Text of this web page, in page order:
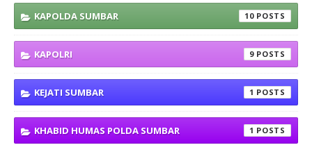
KAPOLDA SUMBAR 10
KAPOLRI 9
KEJATI SUMBAR 1
KHABID HUMAS POLDA SUMBAR 1